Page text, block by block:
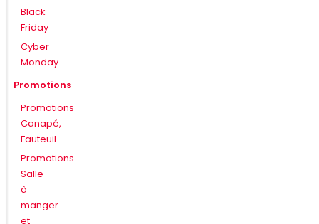
Black
Friday
Cyber
Monday
Promotions
Promotions
Canapé,
Fauteuil
Promotions
Salle
à
manger
et